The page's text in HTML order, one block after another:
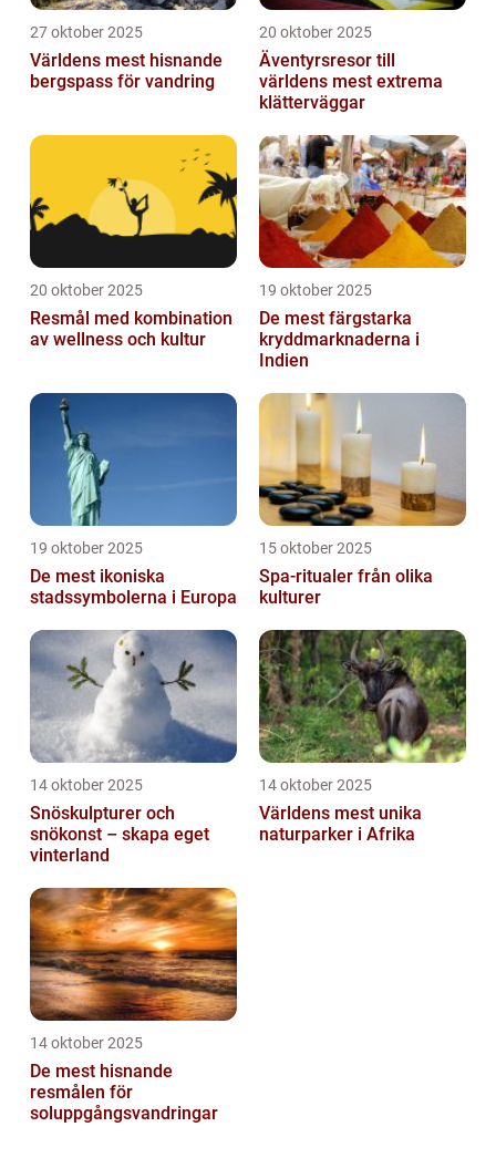
27 oktober 2025
Världens mest hisnande
bergspass för vandring
20 oktober 2025
Äventyrsresor till
världens mest extrema
klätterväggar
20 oktober 2025
Resmål med kombination
av wellness och kultur
19 oktober 2025
De mest färgstarka
kryddmarknaderna i
Indien
19 oktober 2025
De mest ikoniska
stadssymbolerna i Europa
15 oktober 2025
Spa-ritualer från olika
kulturer
14 oktober 2025
Snöskulpturer och
snökonst – skapa eget
vinterland
14 oktober 2025
Världens mest unika
naturparker i Afrika
14 oktober 2025
De mest hisnande
resmålen för
soluppgångsvandringar